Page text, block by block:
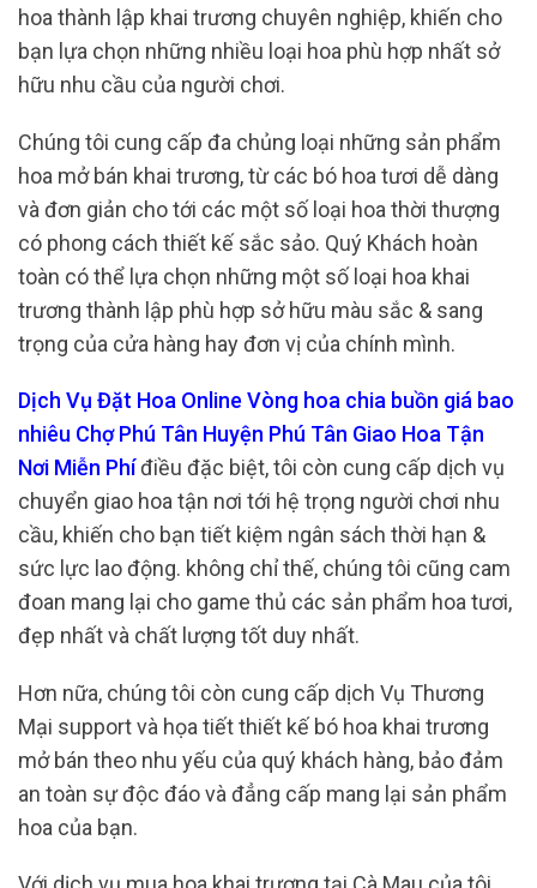
hoa thành lập khai trương chuyên nghiệp, khiến cho
bạn lựa chọn những nhiều loại hoa phù hợp nhất sở
hữu nhu cầu của người chơi.
Chúng tôi cung cấp đa chủng loại những sản phẩm
hoa mở bán khai trương, từ các bó hoa tươi dễ dàng
và đơn giản cho tới các một số loại hoa thời thượng
có phong cách thiết kế sắc sảo. Quý Khách hoàn
toàn có thể lựa chọn những một số loại hoa khai
trương thành lập phù hợp sở hữu màu sắc & sang
trọng của cửa hàng hay đơn vị của chính mình.
Dịch Vụ Đặt Hoa Online Vòng hoa chia buồn giá bao
nhiêu Chợ Phú Tân Huyện Phú Tân Giao Hoa Tận
Nơi Miễn Phíđiều đặc biệt, tôi còn cung cấp dịch vụ
chuyển giao hoa tận nơi tới hệ trọng người chơi nhu
cầu, khiến cho bạn tiết kiệm ngân sách thời hạn &
sức lực lao động. không chỉ thế, chúng tôi cũng cam
đoan mang lại cho game thủ các sản phẩm hoa tươi,
đẹp nhất và chất lượng tốt duy nhất.
Hơn nữa, chúng tôi còn cung cấp dịch Vụ Thương
Mại support và họa tiết thiết kế bó hoa khai trương
mở bán theo nhu yếu của quý khách hàng, bảo đảm
an toàn sự độc đáo và đẳng cấp mang lại sản phẩm
hoa của bạn.